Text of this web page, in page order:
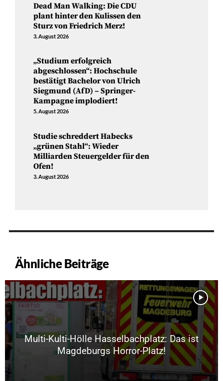
Dead Man Walking: Die CDU
plant hinter den Kulissen den
Sturz von Friedrich Merz!
3. August 2026
„Studium erfolgreich
abgeschlossen“: Hochschule
bestätigt Bachelor von Ulrich
Siegmund (AfD) – Springer-
Kampagne implodiert!
5. August 2026
Studie schreddert Habecks
„grünen Stahl“: Wieder
Milliarden Steuergelder für den
Ofen!
3. August 2026
Ähnliche Beiträge
Multi-Kulti-Hölle Hasselbachplatz: Das ist
Magdeburgs Horror-Platz!